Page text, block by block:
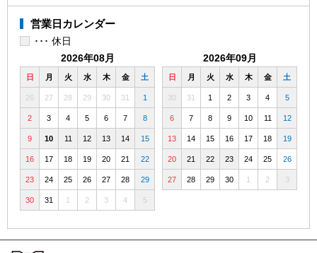
営業日カレンダー
･･･ 休日
2026年08月
日 月 火 水 木 金 土
26 27 28 29 30 31 1
2 3 4 5 6 7 8
9 10 11 12 13 14 15
16 17 18 19 20 21 22
23 24 25 26 27 28 29
30 31 1 2 3 4 5
2026年09月
日 月 火 水 木 金 土
30 31 1 2 3 4 5
6 7 8 9 10 11 12
13 14 15 16 17 18 19
20 21 22 23 24 25 26
27 28 29 30 1 2 3